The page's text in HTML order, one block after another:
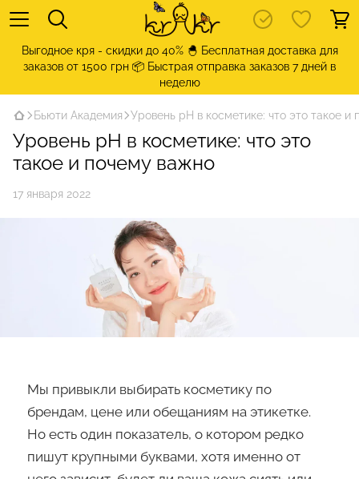
Выгодное кря - скидки до 40% 🐣 Бесплатная доставка для
заказов от 1500 грн 📦 Быстрая отправка заказов 7 дней в
неделю
Бьюти Академия Уровень pH в косметике: что это такое и
Уровень pH в косметике: что это
такое и почему важно
17 января 2022
Мы привыкли выбирать косметику по
брендам, цене или обещаниям на этикетке.
Но есть один показатель, о котором редко
пишут крупными буквами, хотя именно от